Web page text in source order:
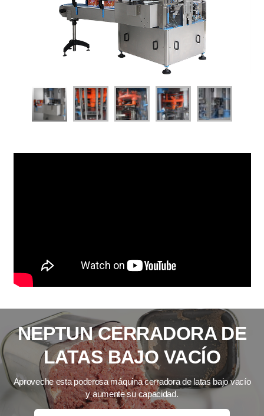
NEPTUNCERRADORA DE
LATAS BAJO VACÍO
Aproveche esta poderosa máquina cerradora de latas bajo vacío
y aumente su capacidad.